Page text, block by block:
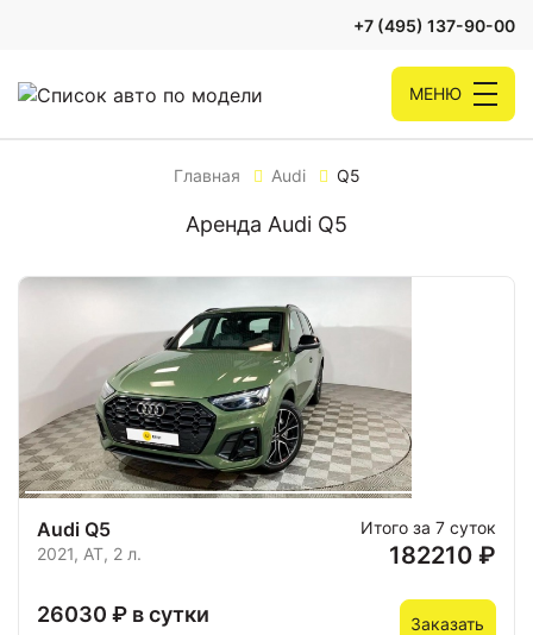
+7 (495) 137-90-00
МЕНЮ
Главная Audi Q5
Аренда Audi Q5
Audi Q5
2021, AT, 2 л.
Итого за 7 суток
182210 ₽
26030 ₽ в сутки Заказать